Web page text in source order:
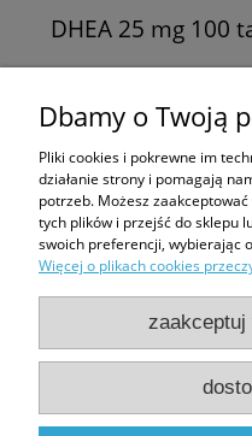
DHEA 25 mg 100
Dbamy o Twoją
Pliki cookies i pokrewne im
działanie strony i pomagają
potrzeb. Możesz
tych plików i przejść do sklepu
swoich preferencji, wybierając
Więcej o plikach cookies
zaakceptuj